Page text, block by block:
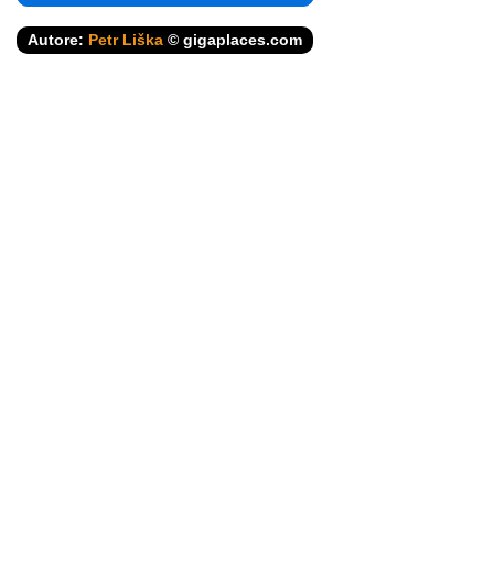
Autore: Petr Liška © gigaplaces.com